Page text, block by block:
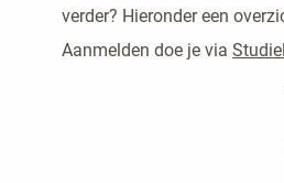
verder? Hieronder een
Aanmelden doe je via